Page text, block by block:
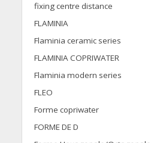
fixing centre distance
FLAMINIA
Flaminia ceramic series
FLAMINIA COPRIWATER
Flaminia modern series
FLEO
Forme copriwater
FORME DE D